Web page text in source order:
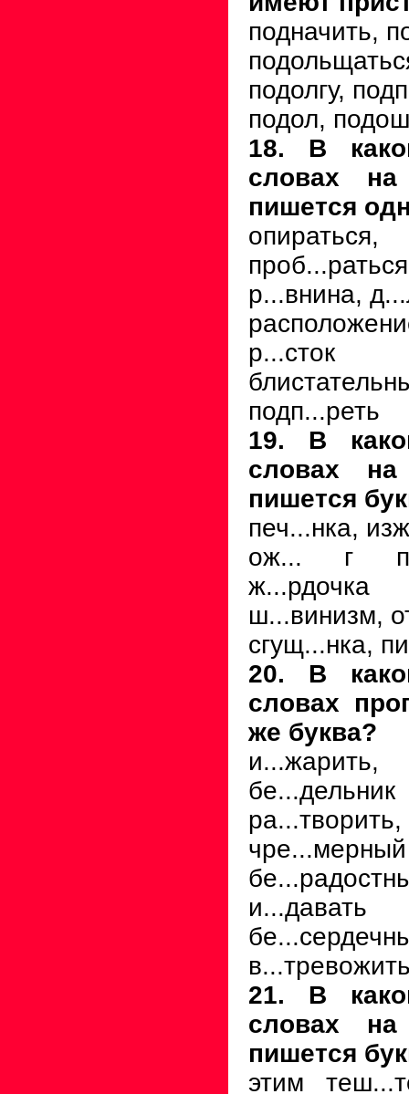
подначить,
подолгу,
подол,
18. В
словах на
пишется
проб...раться
р...внина,
р...сток
подп...реть
19. В
словах на
пишется
печ...нка,
ож... г
ж...рдочка
ш...винизм,
сгущ...нка,
20. В
словах
же буква?
бе...дельник
чре...мерный
и...давать
21. В
словах на
пишется
этим